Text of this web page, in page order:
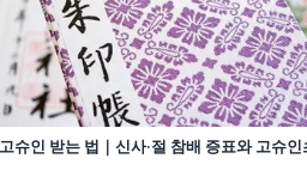
고슈인 받는 법｜신사·절 참배 증표와 고슈인